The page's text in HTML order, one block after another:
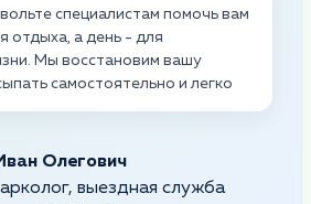
специалистам помочь вам
отдыха, а день - для
Мы восстановим вашу
самостоятельно и легко
Олегович
выездная служба